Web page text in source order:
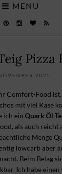
MENU
Pizza
2025
Comfort-Food ist,
mit viel Käse
ich ein Quark Öl
als auch reicht
Menge
lowcarb aber
Beim Belag
Ich habe